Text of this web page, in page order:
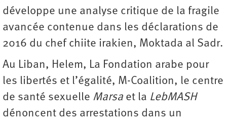
développe une analyse critique de la fragile
avancée contenue dans les déclarations de
2016 du chef chiite irakien, Moktada al Sadr.
Au Liban, Helem, La Fondation arabe pour
les libertés et l’égalité, M-Coalition, le centre
de santé sexuelle Marsa et la LebMASH
dénoncent des arrestations dans un